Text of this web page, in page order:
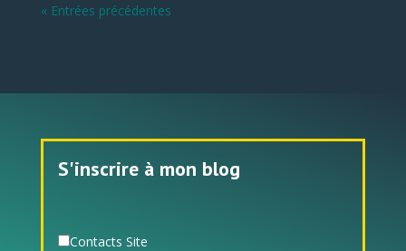
« Entrées précédentes
S'inscrire à mon blog
Contacts Site